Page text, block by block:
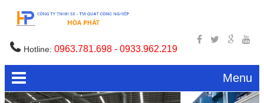
Hotline:0963.781.698 - 0933.962.219
Menu